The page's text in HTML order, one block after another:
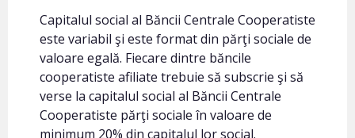
Capitalul social al Băncii Centrale Cooperatiste
este variabil şi este format din părţi sociale de
valoare egală. Fiecare dintre băncile
cooperatiste afiliate trebuie să subscrie şi să
verse la capitalul social al Băncii Centrale
Cooperatiste părţi sociale în valoare de
minimum 20% din capitalul lor social.